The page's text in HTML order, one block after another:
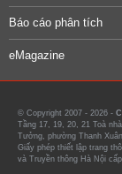
Báo cáo phân tích
eMagazine
© Copyright 2007 - 2026 -
Tầng 17, 19, 20, 21 Toà
Tưởng, phường Thanh
Giấy phép thiết lập trang
và Truyền thông Hà Nội